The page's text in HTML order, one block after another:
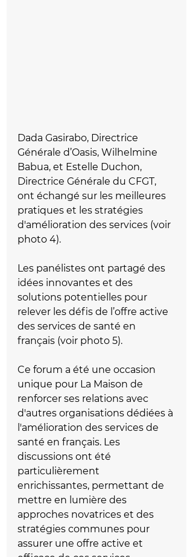
Dada Gasirabo, Directrice
Générale d’Oasis, Wilhelmine
Babua, et Estelle Duchon,
Directrice Générale du CFGT,
ont échangé sur les meilleures
pratiques et les stratégies
d'amélioration des services (voir
photo 4).
Les panélistes ont partagé des
idées innovantes et des
solutions potentielles pour
relever les défis de l’offre active
des services de santé en
français (voir photo 5).
Ce forum a été une occasion
unique pour La Maison de
renforcer ses relations avec
d'autres organisations dédiées à
l'amélioration des services de
santé en français. Les
discussions ont été
particulièrement
enrichissantes, permettant de
mettre en lumière des
approches novatrices et des
stratégies communes pour
assurer une offre active et